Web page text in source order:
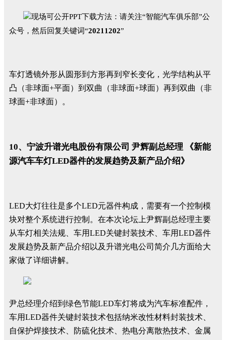
现场可公开PPT下载方法： 请关注“智能汽车俱乐部”公
众号，然后回复关键词“20211202”
车灯透镜外形从圆形到方形再到窄长变化，光学结构从平
凸（非球面+平面）到双曲（非球面+球面）再到双曲（非
球面+非球面）。
10、宁波升谱光电股份有限公司 尹辉副总经理 《新能
源汽车车灯LED器件的发展趋势及新产品介绍》
LED大灯往往是多个LED元器件构成，需要有一个控制模
块对整个系统进行控制。在本次论坛上尹辉副总经理主要
从车灯相关法规、车用LED关键封装技术、车用LED器件
发展趋势及新产品介绍以及升谱光电公司简介几方面给大
家做了详细讲解。
尹总经理介绍到绿色节能LED车灯将成为汽车标准配件，
车用LED器件关键封装技术包括纳米改性材料封装技术、
自保护焊接技术、防硫化技术、热电分离散热技术、金属